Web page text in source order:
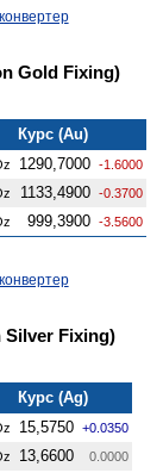
конвертер
Gold Fixing)
Курс (Au)
1290,7000 -1.6000
1133,4900 -0.3700
999,3900 -3.5600
конвертер
Silver Fixing)
Курс (Ag)
15,5750 +0.0350
13,6600 0.0000